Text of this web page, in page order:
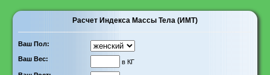
Расчет Индекса Массы Тела (ИМТ)
Ваш Пол:
Ваш Вес:
в КГ